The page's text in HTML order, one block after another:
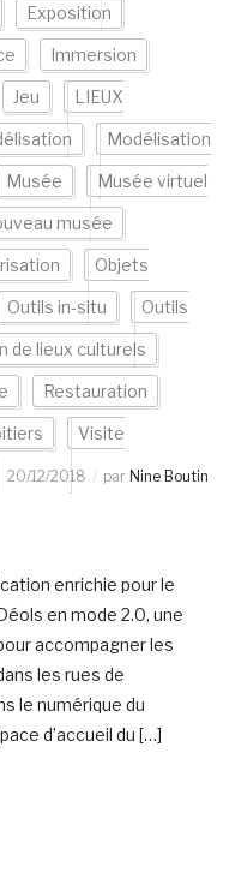
Exposition
Immersion
Jeu LIEUX
Modélisation
Musée Musée virtuel
musée
Objets
Outils in-situ Outils
de lieux culturels
Restauration
Visite
20/12/2018 par Nine Boutin
enrichie pour le
en mode 2.0, une
accompagner les
les rues de
le numérique du
d’accueil du […]